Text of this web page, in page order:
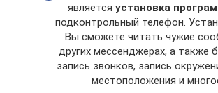
является установка
подконтрольный телефон.
Вы сможете читать чужие
других мессенджерах, а также
запись звонков, запись
местоположения и